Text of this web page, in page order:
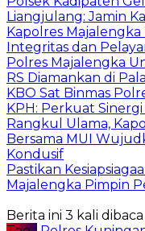
Liangjulang: Jamin
Kapolres
Integritas dan
Polres Majalengka
RS Diamankan di
KBO Sat Binmas
KPH: Perkuat
Rangkul Ulama,
Bersama MUI
Kondusif
Pastikan
Majalengka Pimpin
Berita ini 3 kali dibaca